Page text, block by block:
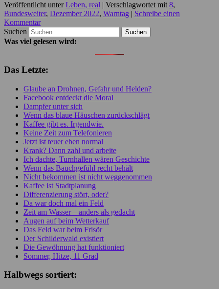
Veröffentlicht unter Leben, real | Verschlagwortet mit 8,
Bundesweiter, Dezember 2022, Warntag | Schreibe einen
Kommentar
Suchen
Was viel gelesen wird:
Das Letzte:
Glaube an Drohnen, Gefahr und Helden?
Facebook entdeckt die Moral
Dampfer unter sich
Wenn das blaue Häuschen zurückschlägt
Kaffee gibt es. Irgendwie.
Keine Zeit zum Telefonieren
Jetzt ist teuer eben normal
Krank? Dann zahl und arbeite
Ich dachte, Turnhallen wären Geschichte
Wenn das Bauchgefühl recht behält
Nicht bekommen ist nicht weggenommen
Kaffee ist Stadtplanung
Differenzierung stört, oder?
Da war doch mal ein Feld
Zeit am Wasser – anders als gedacht
Augen auf beim Wetterkauf
Das Feld war beim Frisör
Der Schilderwald existiert
Die Gewöhnung hat funktioniert
Sommer, Hitze, 11 Grad
Halbwegs sortiert: